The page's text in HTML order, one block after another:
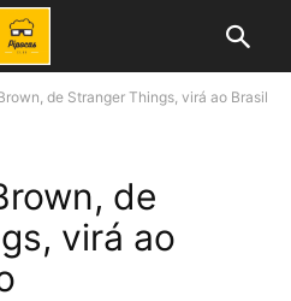
de Stranger Things, virá ao Brasil
de
virá ao